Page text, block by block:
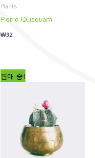
Plants
Piorro Quisquam
₩32
판매 중!